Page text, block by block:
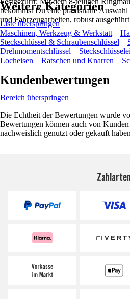
bekommst Du eine praxisnahe
und Fahrzeugarbeiten, robust
Weitere Kategorien
Liste überspringen
Maschinen, Werkzeug & Werkstatt
Steckschlüssel & Schraubenschlüssel
Drehmomentschlüssel
Locheisen
Ratschen und Knarren
Kundenbewertungen
Bereich überspringen
Die Echtheit der Bewertungen wurde
Bewertungen können auch von
nachweislich genutzt oder gekauft